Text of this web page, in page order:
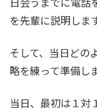
を先輩に説明します
そして、当日どの
略を練って準備し
当日、最初は１対